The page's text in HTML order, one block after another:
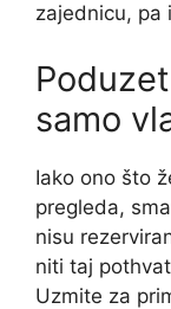
zajednicu, pa
samo
Iako ono što
pregleda,
nisu
niti taj
Uzmite za